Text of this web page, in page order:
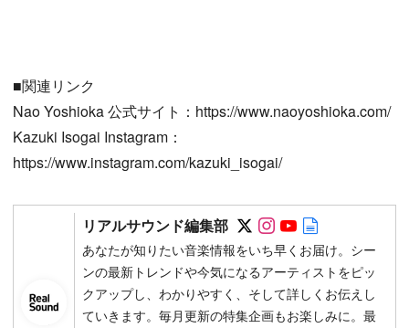
■関連リンク
Nao Yoshioka 公式サイト：https://www.naoyoshioka.com/
Kazuki Isogai Instagram：
https://www.instagram.com/kazuki_isogai/
リアルサウンド編集部 Follow on SNS
Follow on SNS
Follow on
あなたが知りたい音楽情報をいち早くお届け。シー
ンの最新トレンドや今気になるアーティストをピッ
クアップし、わかりやすく、そして詳しくお伝えし
ていきます。毎月更新の特集企画もお楽しみに。最